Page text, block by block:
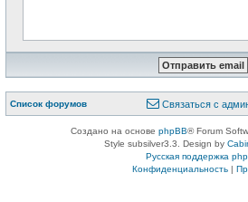
Список форумов Связаться с
Создано на основе phpBB® Forum
Style subsilver3.3. Design by
Русская поддержка
Конфиденциальность|